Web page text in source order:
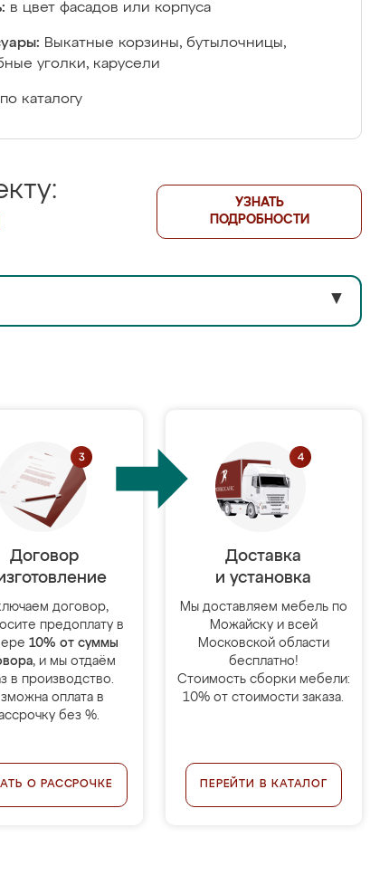
в цвет фасадов или корпуса
Выкатные корзины, бутылочницы,
уголки, карусели
по каталогу
УЗНАТЬ
ПОДРОБНОСТИ
▼
Договор
договор,
предоплату в
10% от суммы
, и мы отдаём
в производство.
оплата в
без %.
О РАССРОЧКЕ
Доставка
и установка
Мы доставляем мебель по
Можайску и всей
Московской области
бесплатно!
Стоимость сборки мебели:
10% от стоимости заказа.
ПЕРЕЙТИ В КАТАЛОГ